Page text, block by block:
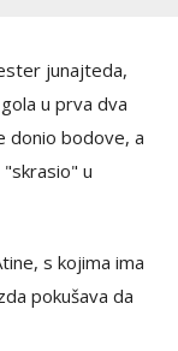
junajteda,
u prva dva
donio bodove, a
u
s kojima ima
pokušava da